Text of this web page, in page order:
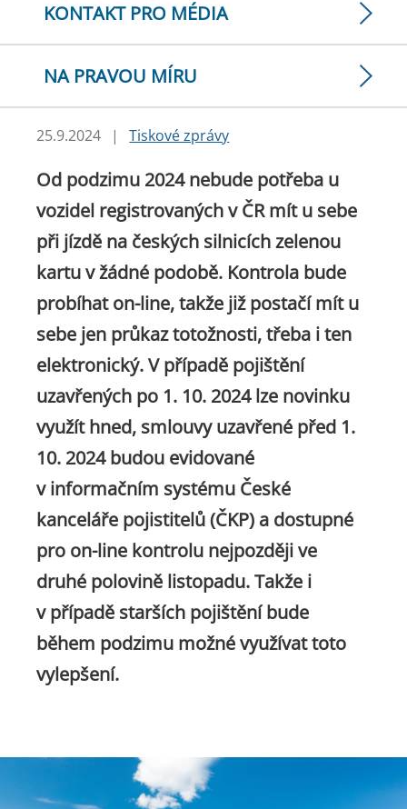
KONTAKT PRO MÉDIA
NA PRAVOU MÍRU
25.9.2024 | Tiskové zprávy
Od podzimu 2024 nebude potřeba u
vozidel registrovaných v ČR mít u sebe
při jízdě na českých silnicích zelenou
kartu v žádné podobě. Kontrola bude
probíhat on-line, takže již postačí mít u
sebe jen průkaz totožnosti, třeba i ten
elektronický. V případě pojištění
uzavřených po 1. 10. 2024 lze novinku
využít hned, smlouvy uzavřené před 1.
10. 2024 budou evidované
v informačním systému České
kanceláře pojistitelů (ČKP) a dostupné
pro on-line kontrolu nejpozději ve
druhé polovině listopadu. Takže i
v případě starších pojištění bude
během podzimu možné využívat toto
vylepšení.